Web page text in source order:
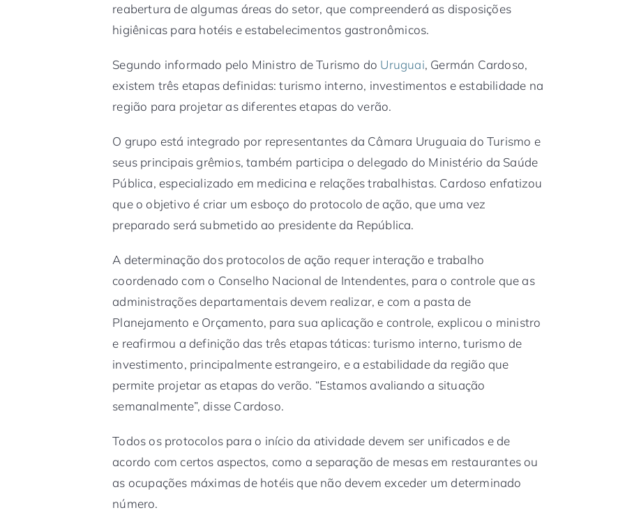
reabertura de algumas áreas do setor, que compreenderá as disposições
higiênicas para hotéis e estabelecimentos gastronômicos.
Segundo informado pelo Ministro de Turismo do Uruguai, Germán Cardoso,
existem três etapas definidas: turismo interno, investimentos e estabilidade na
região para projetar as diferentes etapas do verão.
O grupo está integrado por representantes da Câmara Uruguaia do Turismo e
seus principais grêmios, também participa o delegado do Ministério da Saúde
Pública, especializado em medicina e relações trabalhistas. Cardoso enfatizou
que o objetivo é criar um esboço do protocolo de ação, que uma vez
preparado será submetido ao presidente da República.
A determinação dos protocolos de ação requer interação e trabalho
coordenado com o Conselho Nacional de Intendentes, para o controle que as
administrações departamentais devem realizar, e com a pasta de
Planejamento e Orçamento, para sua aplicação e controle, explicou o ministro
e reafirmou a definição das três etapas táticas: turismo interno, turismo de
investimento, principalmente estrangeiro, e a estabilidade da região que
permite projetar as etapas do verão. “Estamos avaliando a situação
semanalmente”, disse Cardoso.
Todos os protocolos para o início da atividade devem ser unificados e de
acordo com certos aspectos, como a separação de mesas em restaurantes ou
as ocupações máximas de hotéis que não devem exceder um determinado
número.